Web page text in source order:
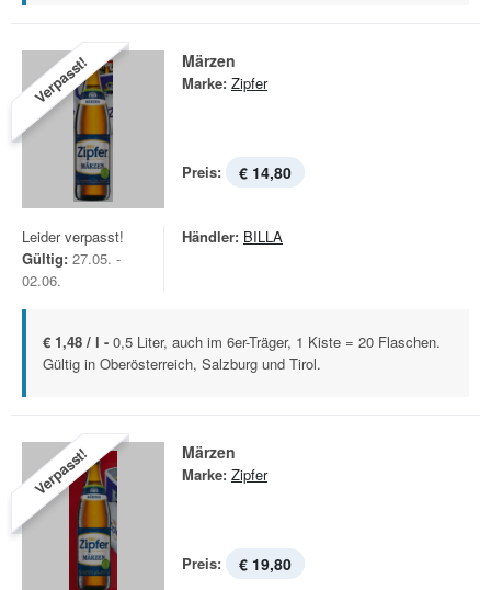
Verpasst! Märzen
Marke: Zipfer
Preis: € 14,80
Leider verpasst!
Gültig: 27.05. -
02.06.
Händler: BILLA
€ 1,48 / l - 0,5 Liter, auch im 6er-Träger, 1 Kiste = 20 Flaschen.
Gültig in Oberösterreich, Salzburg und Tirol.
Verpasst! Märzen
Marke: Zipfer
Preis: € 19,80